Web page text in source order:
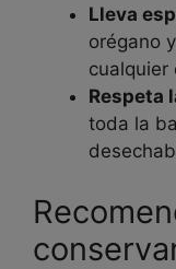
Lleva
orégano
cualquier
Respeta
toda la